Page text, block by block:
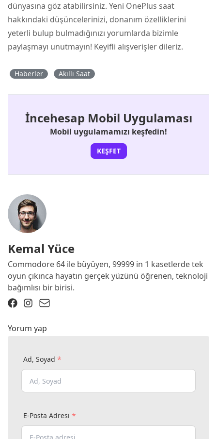
dünyasına göz atabilirsiniz. Yeni OnePlus saat
hakkındaki düşüncelerinizi, donanım özelliklerini
yeterli bulup bulmadığınızı yorumlarda bizimle
paylaşmayı unutmayın! Keyifli alışverişler dileriz.
Haberler Akıllı Saat
İncehesap Mobil Uygulaması
Mobil uygulamamızı keşfedin!
KEŞFET
Kemal Yüce
Commodore 64 ile büyüyen, 99999 in 1 kasetlerde tek
oyun çıkınca hayatın gerçek yüzünü öğrenen, teknoloji
bağımlısı bir birisi.
Yorum yap
Ad, Soyad *
E-Posta Adresi *